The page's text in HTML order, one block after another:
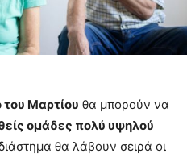
Μαρτίου θα μπορούν να
ομάδες πολύ υψηλού
θα λάβουν σειρά οι